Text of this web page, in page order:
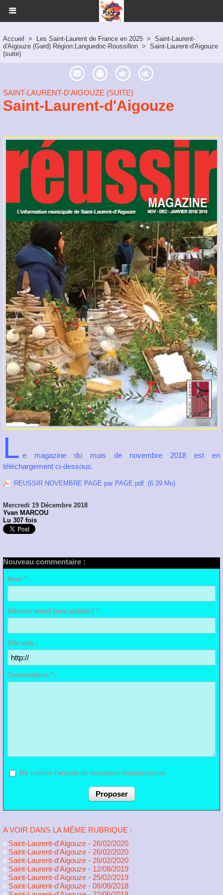
Accueil > Les Saint-Laurent de France en 2025 > Saint-Laurent-
d'Aigouze (Gard) Région:Languedoc-Roussillon > Saint-Laurent-d'Aigouze
(suite)
SAINT-LAURENT-D'AIGOUZE (SUITE)
Saint-Laurent-d'Aigouze
L e magazine du mois de novembre 2018 est en
téléchargement ci-dessous.
REUSSIR NOVEMBRE PAGE par PAGE.pdf (6.29 Mo)
Mercredi 19 Décembre 2018
Yvan MARCOU
Lu 307 fois
Nouveau commentaire :
Nom * :
Adresse email (non publiée) * :
Site web :
Commentaire * :
Me notifier l'arrivée de nouveaux commentaires
A VOIR DANS LA MÊME RUBRIQUE :
Saint-Laurent-d'Aigouze - 26/02/2020
Saint-Laurent-d'Aigouze - 26/02/2020
Saint-Laurent-d'Aigouze - 26/02/2020
Saint-Laurent-d'Aigouze - 12/08/2019
Saint-Laurent-d'Aigouze - 25/02/2019
Saint-Laurent-d'Aigouze - 08/08/2018